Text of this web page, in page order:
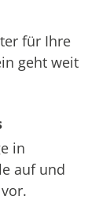
für Ihre
geht weit
in
auf und